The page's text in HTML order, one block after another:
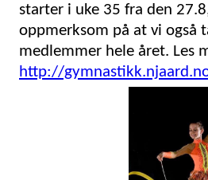
starter i uke 35 fra den
oppmerksom på at vi også
medlemmer hele året. Les
http://